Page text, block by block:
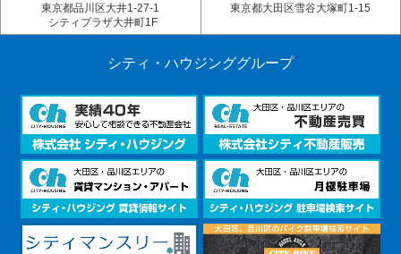
東京都品川区大井1-27-1
シティプラザ大井町1F
東京都大田区雪谷大塚町1-15
シティ・ハウジンググループ